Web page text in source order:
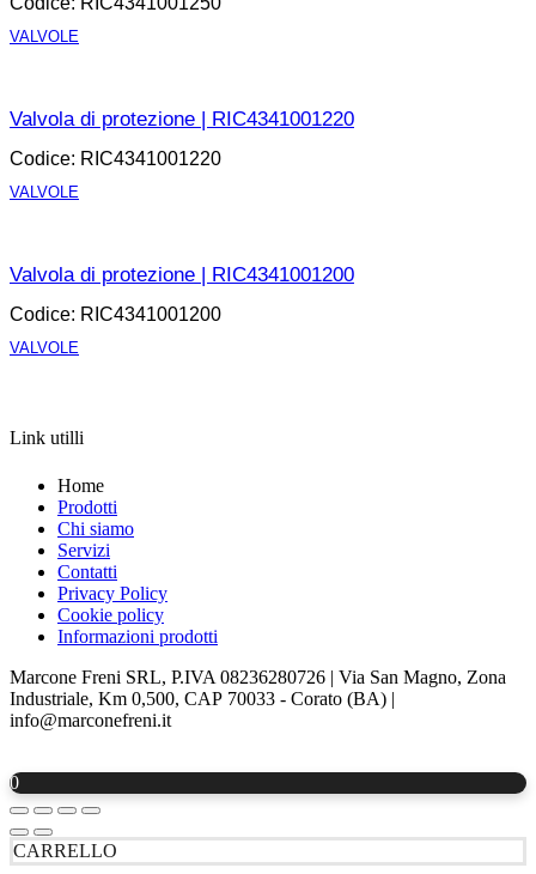
VALVOLE
Valvola di protezione | RIC4341001220
Codice: RIC4341001220
VALVOLE
Valvola di protezione | RIC4341001200
Codice: RIC4341001200
VALVOLE
Link utilli
Home
Prodotti
Chi siamo
Servizi
Contatti
Privacy Policy
Cookie policy
Informazioni prodotti
Marcone Freni SRL, P.IVA 08236280726 | Via San Magno, Zona
Industriale, Km 0,500, CAP 70033 - Corato (BA) |
info@marconefreni.it
0
CARRELLO